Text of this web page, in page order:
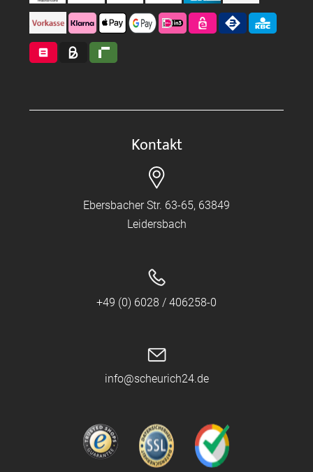
Kontakt
Ebersbacher Str. 63-65, 63849
Leidersbach
+49 (0) 6028 / 406258-0
info@scheurich24.de